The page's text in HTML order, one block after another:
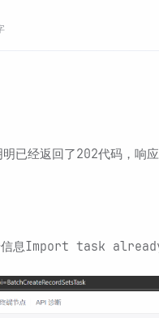
已经返回了202代码，响
错信息Import task